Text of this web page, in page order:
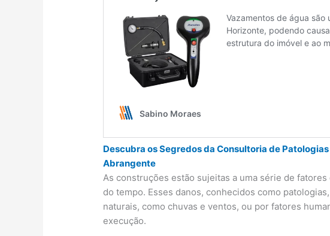
Descubra os Segredos da Consultoria de
Abrangente
As construções estão sujeitas a uma série de
do tempo. Esses danos, conhecidos como
naturais, como chuvas e ventos, ou por fatores
execução.